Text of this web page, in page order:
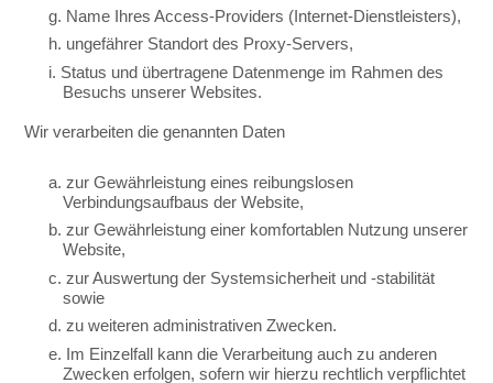
g. Name Ihres Access-Providers (Internet-Dienstleisters),
h. ungefährer Standort des Proxy-Servers,
i. Status und übertragene Datenmenge im Rahmen des
Besuchs unserer Websites.
Wir verarbeiten die genannten Daten
a. zur Gewährleistung eines reibungslosen
Verbindungsaufbaus der Website,
b. zur Gewährleistung einer komfortablen Nutzung unserer
Website,
c. zur Auswertung der Systemsicherheit und -stabilität
sowie
d. zu weiteren administrativen Zwecken.
e. Im Einzelfall kann die Verarbeitung auch zu anderen
Zwecken erfolgen, sofern wir hierzu rechtlich verpflichtet